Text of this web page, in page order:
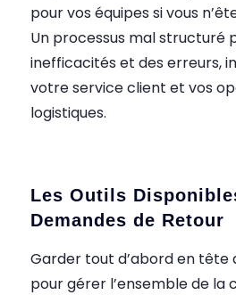
pour vos équipes si vous
Un processus mal structuré
inefficacités et des erreurs,
votre service client et vos
logistiques.
Les Outils
Demandes de Retour
Garder tout d’abord en tête
pour gérer l’ensemble de la